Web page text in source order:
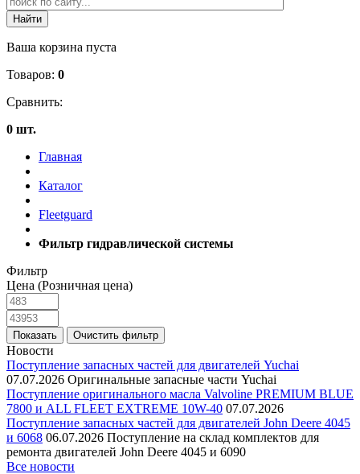
Ваша корзина пуста
Товаров: 0
Сравнить:
0 шт.
Главная
Каталог
Fleetguard
Фильтр гидравлической системы
Фильтр
Цена (Розничная цена)
Новости
Поступление запасных частей для двигателей Yuchai
07.07.2026 Оригинальные запасные части Yuchai
Поступление оригинального масла Valvoline PREMIUM BLUE
7800 и ALL FLEET EXTREME 10W-40 07.07.2026
Поступление запасных частей для двигателей John Deere 4045
и 6068 06.07.2026 Поступление на склад комплектов для
ремонта двигателей John Deere 4045 и 6090
Все новости